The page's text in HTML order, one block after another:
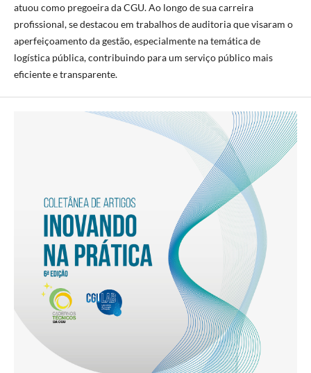
atuou como pregoeira da CGU. Ao longo de sua carreira
profissional, se destacou em trabalhos de auditoria que visaram o
aperfeiçoamento da gestão, especialmente na temática de
logística pública, contribuindo para um serviço público mais
eficiente e transparente.